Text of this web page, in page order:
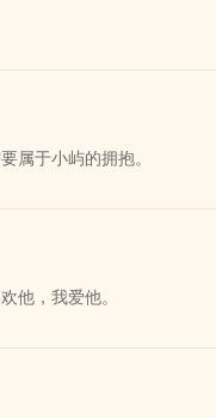
风光，
太阳。
狂。
人身上，结局he，虐攻也
几渡山川的番外了解一下情
于一个人追寻活着的意义的
老头交流的时候才逐渐有意
那部电影大部分的镜头都
手。
里他唯一记得的。
属于小屿的拥抱。
于两人双向救赎的故事。
他，我爱他。